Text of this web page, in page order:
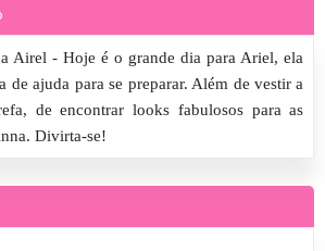
Airel - Hoje é o grande dia para Ariel, ela
de ajuda para se preparar. Além de vestir a
de encontrar looks fabulosos para as
Divirta-se!